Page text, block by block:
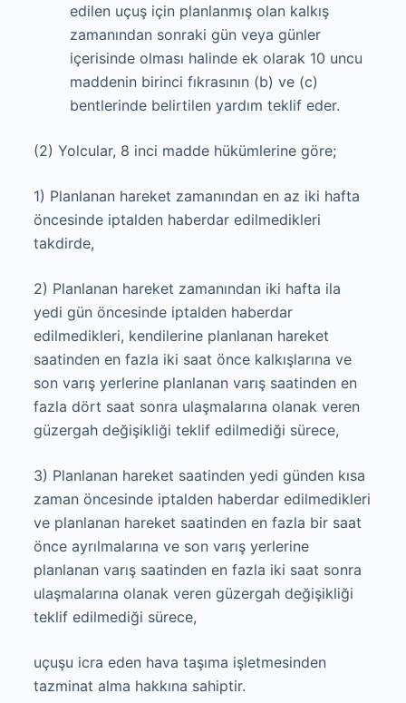
edilen uçuş için planlanmış olan kalkış
zamanından sonraki gün veya günler
içerisinde olması halinde ek olarak 10 uncu
maddenin birinci fıkrasının (b) ve (c)
bentlerinde belirtilen yardım teklif eder.
(2) Yolcular, 8 inci madde hükümlerine göre;
1) Planlanan hareket zamanından en az iki hafta
öncesinde iptalden haberdar edilmedikleri
takdirde,
2) Planlanan hareket zamanından iki hafta ila
yedi gün öncesinde iptalden haberdar
edilmedikleri, kendilerine planlanan hareket
saatinden en fazla iki saat önce kalkışlarına ve
son varış yerlerine planlanan varış saatinden en
fazla dört saat sonra ulaşmalarına olanak veren
güzergah değişikliği teklif edilmediği sürece,
3) Planlanan hareket saatinden yedi günden kısa
zaman öncesinde iptalden haberdar edilmedikleri
ve planlanan hareket saatinden en fazla bir saat
önce ayrılmalarına ve son varış yerlerine
planlanan varış saatinden en fazla iki saat sonra
ulaşmalarına olanak veren güzergah değişikliği
teklif edilmediği sürece,
uçuşu icra eden hava taşıma işletmesinden
tazminat alma hakkına sahiptir.